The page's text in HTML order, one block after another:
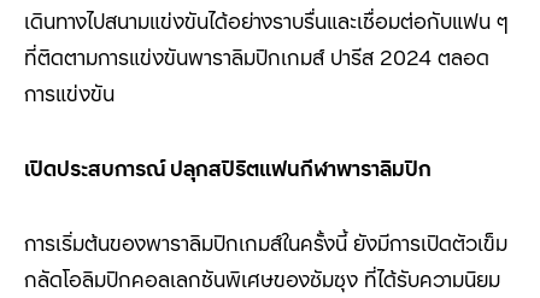
เดินทางไปสนามแข่งขันได้อย่างราบรื่นและเชื่อมต่อกับแฟน ๆ
ที่ติดตามการแข่งขันพาราลิมปิกเกมส์ ปารีส 2024 ตลอด
การแข่งขัน
เปิดประสบการณ์ ปลุกสปิริตแฟนกีฬาพาราลิมปิก
การเริ่มต้นของพาราลิมปิกเกมส์ในครั้งนี้ ยังมีการเปิดตัวเข็ม
กลัดโอลิมปิกคอลเลกชันพิเศษของซัมซุง ที่ได้รับความนิยม